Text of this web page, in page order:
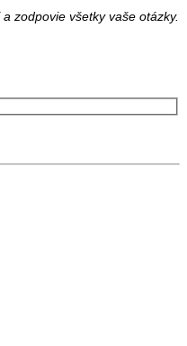
zodpovie všetky vaše otázky.